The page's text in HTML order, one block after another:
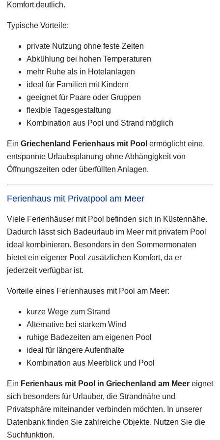
Komfort deutlich.
Typische Vorteile:
private Nutzung ohne feste Zeiten
Abkühlung bei hohen Temperaturen
mehr Ruhe als in Hotelanlagen
ideal für Familien mit Kindern
geeignet für Paare oder Gruppen
flexible Tagesgestaltung
Kombination aus Pool und Strand möglich
Ein Griechenland Ferienhaus mit Pool ermöglicht eine
entspannte Urlaubsplanung ohne Abhängigkeit von
Öffnungszeiten oder überfüllten Anlagen.
Ferienhaus mit Privatpool am Meer
Viele Ferienhäuser mit Pool befinden sich in Küstennähe.
Dadurch lässt sich Badeurlaub im Meer mit privatem Pool
ideal kombinieren. Besonders in den Sommermonaten
bietet ein eigener Pool zusätzlichen Komfort, da er
jederzeit verfügbar ist.
Vorteile eines Ferienhauses mit Pool am Meer:
kurze Wege zum Strand
Alternative bei starkem Wind
ruhige Badezeiten am eigenen Pool
ideal für längere Aufenthalte
Kombination aus Meerblick und Pool
Ein Ferienhaus mit Pool in Griechenland am Meer eignet
sich besonders für Urlauber, die Strandnähe und
Privatsphäre miteinander verbinden möchten. In unserer
Datenbank finden Sie zahlreiche Objekte. Nutzen Sie die
Suchfunktion.